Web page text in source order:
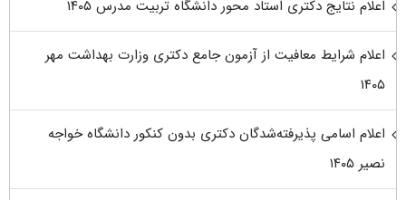
اعلام نتایج دکتری استاد محور دانشگاه تربیت مدرس ۱۴۰۵
اعلام شرایط معافیت از آزمون جامع دکتری وزارت بهداشت مهر
۱۴۰۵
اعلام اسامی پذیرفته‌شدگان دکتری بدون کنکور دانشگاه خواجه
نصیر ۱۴۰۵